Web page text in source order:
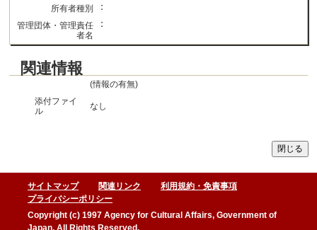
所有者種別
：
管理団体・管理責任
者名
：
関連情報
(情報の有無)
添付ファイ
ル
なし
サイトマップ 関連リンク
利用規約・免責事項
プライバシーポリシー
Copyright (c) 1997 Agency for Cultural Affairs, Government of
Japan, All Rights Reserved.